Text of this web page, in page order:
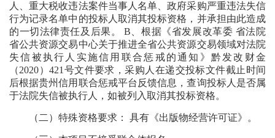
人、重大税收违法案件当事人名单、政府采购严重违法失信
行为记录名单中的投标人取消其投标资格，并承担由此造成
的一切法律责任及后果。 B、根据《省发展改革委 省法院
省公共资源交易中心关于推进全省公共资源交易领域对法院
失信被执行人实施信用联合惩戒的通知》黔发改财金
（2020）421号文件要求，采购人在递交投标文件截止时间
后根据贵州信用联合惩戒平台反馈信息，查询投标人是否属
于法院失信被执行人，如被列入取消其投标资格。
（二）特殊资格要求： 具有《出版物经营许可证》。